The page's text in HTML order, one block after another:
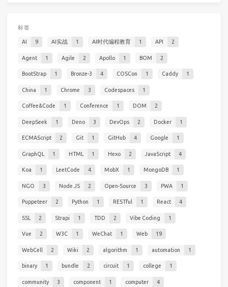
标签
AI 9 AI实战 1 AI时代编程教育 1 API 2
Agent 1 Agile 2 Apollo 1 BOM 2
BootStrap 1 Bronze-3 4 COSCon 1 Caddy 1
China 1 Chrome 3 Codespaces 1
Coffee&Code 1 Conference 1 DOM 2
DeepSeek 1 Deno 3 DevOps 2 Docker 1
ECMAScript 2 Git 1 GitHub 4 Google 1
GraphQL 1 HTML 1 Hexo 2 JavaScript 4
Koa 1 LeetCode 4 MobX 1 MongoDB 1
NGO 3 Node.JS 2 Open-Source 3 PWA 1
Puppeteer 2 Python 1 RESTful 1 React 4
SSL 2 Strapi 1 TDD 2 Vibe Coding 1
Vue 2 W3C 1 WeChat 1 Web 19
WebCell 2 Wiki 2 algorithm 1 automation 1
binary 1 bundle 2 circuit 1 college 1
community 3 component 1 computer 4